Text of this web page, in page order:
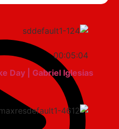
00:05:04
Cake Day | Gabriel Iglesias